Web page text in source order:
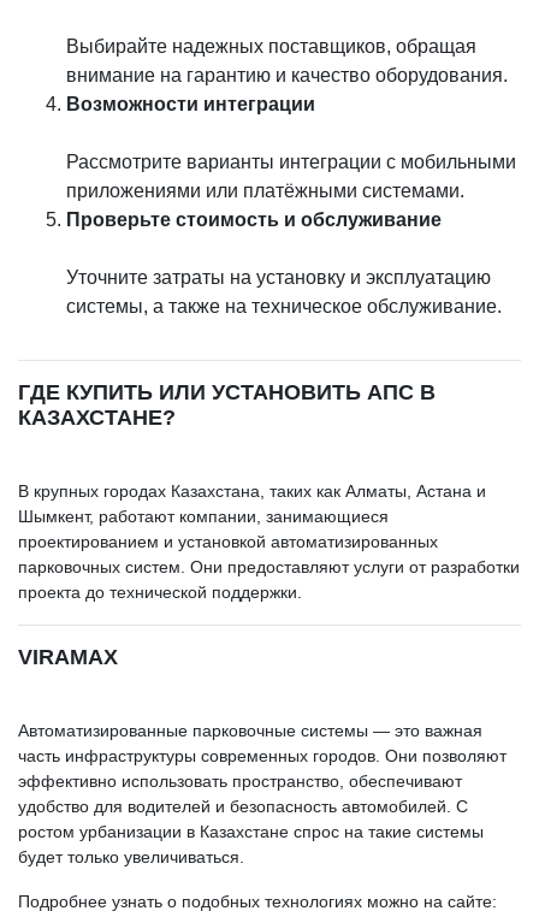
Выбирайте надежных поставщиков, обращая
внимание на гарантию и качество оборудования.
Возможности интеграции
Рассмотрите варианты интеграции с мобильными
приложениями или платёжными системами.
Проверьте стоимость и обслуживание
Уточните затраты на установку и эксплуатацию
системы, а также на техническое обслуживание.
ГДЕ КУПИТЬ ИЛИ УСТАНОВИТЬ АПС В
КАЗАХСТАНЕ?
В крупных городах Казахстана, таких как Алматы, Астана и
Шымкент, работают компании, занимающиеся
проектированием и установкой автоматизированных
парковочных систем. Они предоставляют услуги от разработки
проекта до технической поддержки.
VIRAMAX
Автоматизированные парковочные системы — это важная
часть инфраструктуры современных городов. Они позволяют
эффективно использовать пространство, обеспечивают
удобство для водителей и безопасность автомобилей. С
ростом урбанизации в Казахстане спрос на такие системы
будет только увеличиваться.
Подробнее узнать о подобных технологиях можно на сайте: